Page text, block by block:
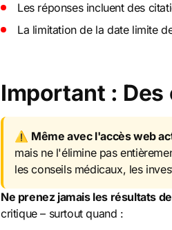
Les réponses incluent des
La limitation de la date limite
Important :
⚠️ Même avec l'accès web
mais ne l'élimine pas
les conseils médicaux, les
Ne prenez jamais les résultats
critique – surtout quand :